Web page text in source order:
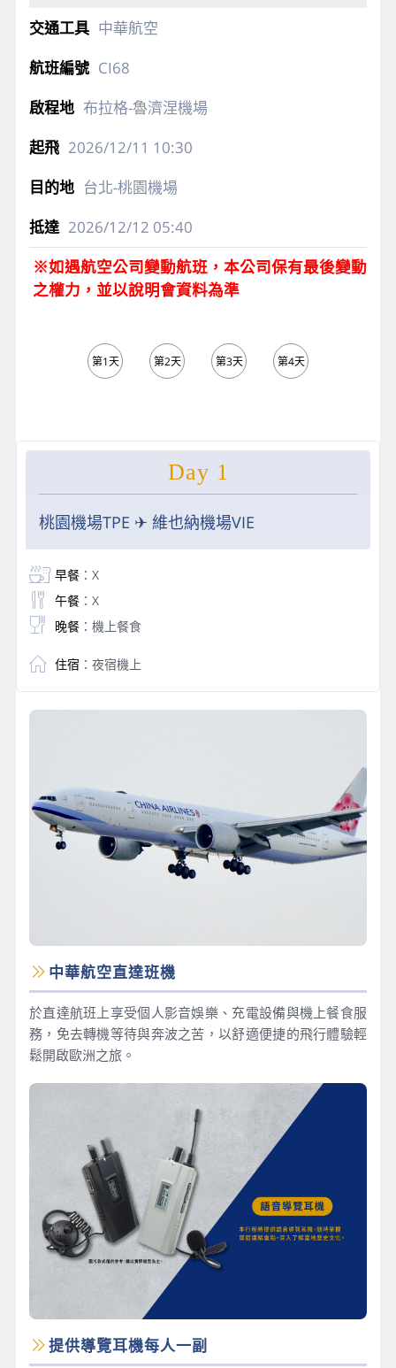
中華航空
CI68
布拉格-魯濟涅機場
2026/12/11 10:30
台北-桃園機場
2026/12/12 05:40
※如遇航空公司變動航班，本公司保有最後變動
之權力，並以說明會資料為準
第1天 第2天 第3天 第4天
Day 1
桃園機場TPE ✈ 維也納機場VIE
早餐：X
午餐：X
晚餐：機上餐食
住宿 ：夜宿機上
中華航空直達班機
於直達航班上享受個人影音娛樂、充電設備與機上餐食服
務，免去轉機等待與奔波之苦，以舒適便捷的飛行體驗輕
鬆開啟歐洲之旅。
提供導覽耳機每人一副